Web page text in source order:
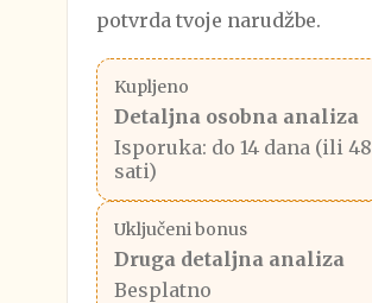
potvrda tvoje narudžbe.
Kupljeno
Detaljna osobna analiza
Isporuka: do 14 dana (ili 48
sati)
Uključeni bonus
Druga detaljna analiza
Besplatno